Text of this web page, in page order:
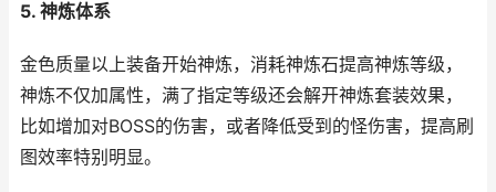
5. 神炼体系
金色质量以上装备开始神炼，消耗神炼石提高神炼等级，
神炼不仅加属性，满了指定等级还会解开神炼套装效果，
比如增加对BOSS的伤害，或者降低受到的怪伤害，提高刷
图效率特别明显。